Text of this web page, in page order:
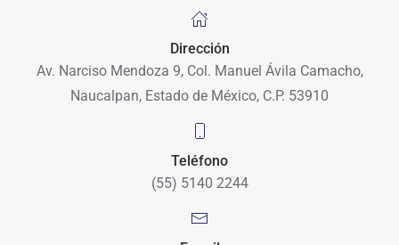
Dirección
Av. Narciso Mendoza 9, Col. Manuel Ávila Camacho,
Naucalpan, Estado de México, C.P. 53910
Teléfono
(55) 5140 2244